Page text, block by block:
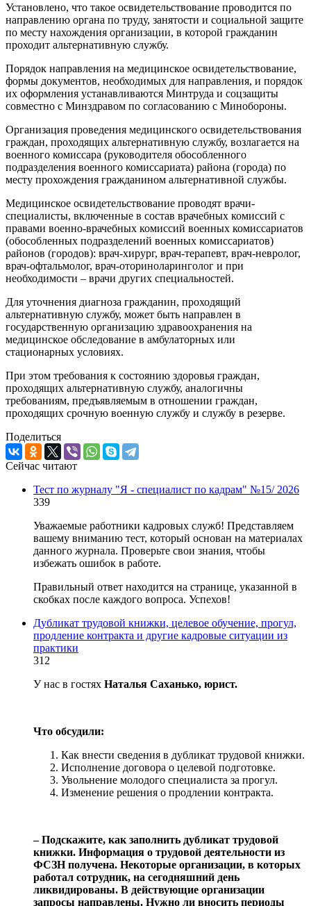
Установлено, что такое освидетельствование проводится по
направлению органа по труду, занятости и социальной защите
по месту нахождения организации, в которой гражданин
проходит альтернативную службу.
Порядок направления на медицинское освидетельствование,
формы документов, необходимых для направления, и порядок
их оформления устанавливаются Минтруда и соцзащиты
совместно с Минздравом по согласованию с Минобороны.
Организация проведения медицинского освидетельствования
граждан, проходящих альтернативную службу, возлагается на
военного комиссара (руководителя обособленного
подразделения военного комиссариата) района (города) по
месту прохождения гражданином альтернативной службы.
Медицинское освидетельствование проводят врачи-
специалисты, включенные в состав врачебных комиссий с
правами военно-врачебных комиссий военных комиссариатов
(обособленных подразделений военных комиссариатов)
районов (городов): врач-хирург, врач-терапевт, врач-невролог,
врач-офтальмолог, врач-оториноларинголог и при
необходимости – врачи других специальностей.
Для уточнения диагноза гражданин, проходящий
альтернативную службу, может быть направлен в
государственную организацию здравоохранения на
медицинское обследование в амбулаторных или
стационарных условиях.
При этом требования к состоянию здоровья граждан,
проходящих альтернативную службу, аналогичны
требованиям, предъявляемым в отношении граждан,
проходящих срочную военную службу и службу в резерве.
Поделиться
Сейчас читают
Тест по журналу "Я - специалист по кадрам" №15/ 2026
339
Уважаемые работники кадровых служб! Представляем
вашему вниманию тест, который основан на материалах
данного журнала. Проверьте свои знания, чтобы
избежать ошибок в работе.
Правильный ответ находится на странице, указанной в
скобках после каждого вопроса. Успехов!
Дубликат трудовой книжки, целевое обучение, прогул,
продление контракта и другие кадровые ситуации из
практики
312
У нас в гостях Наталья Саханько, юрист.
Что обсудили:
Как внести сведения в дубликат трудовой книжки.
Исполнение договора о целевой подготовке.
Увольнение молодого специалиста за прогул.
Изменение решения о продлении контракта.
‒ Подскажите, как заполнить дубликат трудовой
книжки. Информация о трудовой деятельности из
ФСЗН получена. Некоторые организации, в которых
работал сотрудник, на сегодняшний день
ликвидированы. В действующие организации
запросы направлены. Нужно ли вносить периоды